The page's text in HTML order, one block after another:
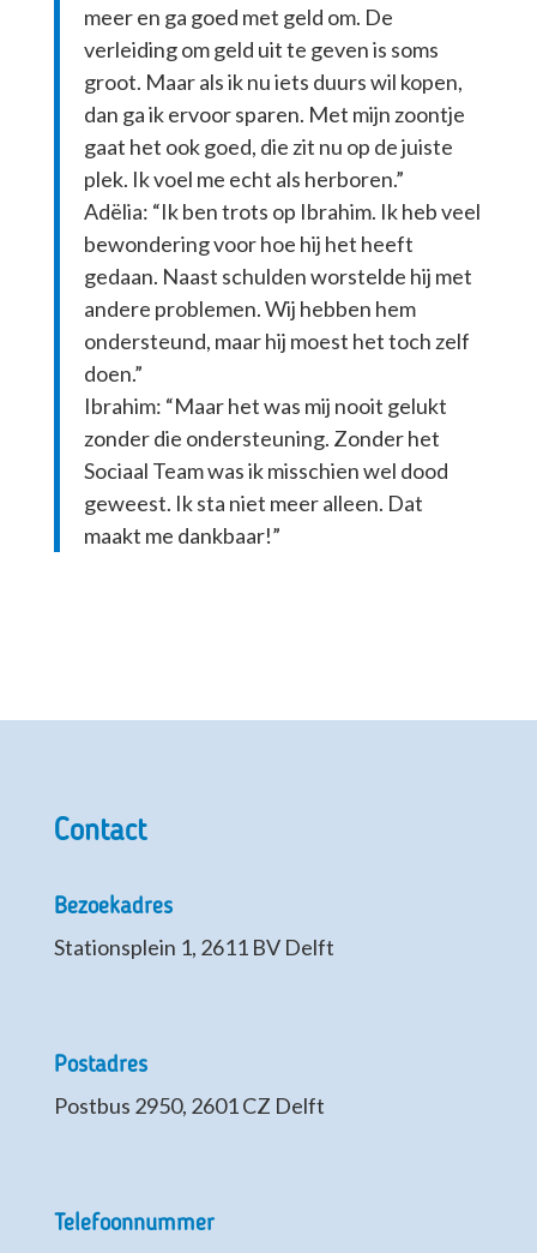
meer en ga goed met geld om. De
verleiding om geld uit te geven is soms
groot. Maar als ik nu iets duurs wil kopen,
dan ga ik ervoor sparen. Met mijn zoontje
gaat het ook goed, die zit nu op de juiste
plek. Ik voel me echt als herboren.”
Adëlia: “Ik ben trots op Ibrahim. Ik heb veel
bewondering voor hoe hij het heeft
gedaan. Naast schulden worstelde hij met
andere problemen. Wij hebben hem
ondersteund, maar hij moest het toch zelf
doen.”
Ibrahim: “Maar het was mij nooit gelukt
zonder die ondersteuning. Zonder het
Sociaal Team was ik misschien wel dood
geweest. Ik sta niet meer alleen. Dat
maakt me dankbaar!”
Contact
Bezoekadres
Stationsplein 1, 2611 BV Delft
Postadres
Postbus 2950, 2601 CZ Delft
Telefoonnummer